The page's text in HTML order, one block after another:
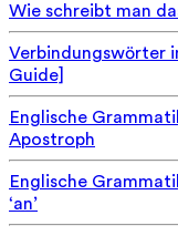
Wie schreibt man
Verbindungswörter
Guide]
Englische
Apostroph
Englische
‘an’